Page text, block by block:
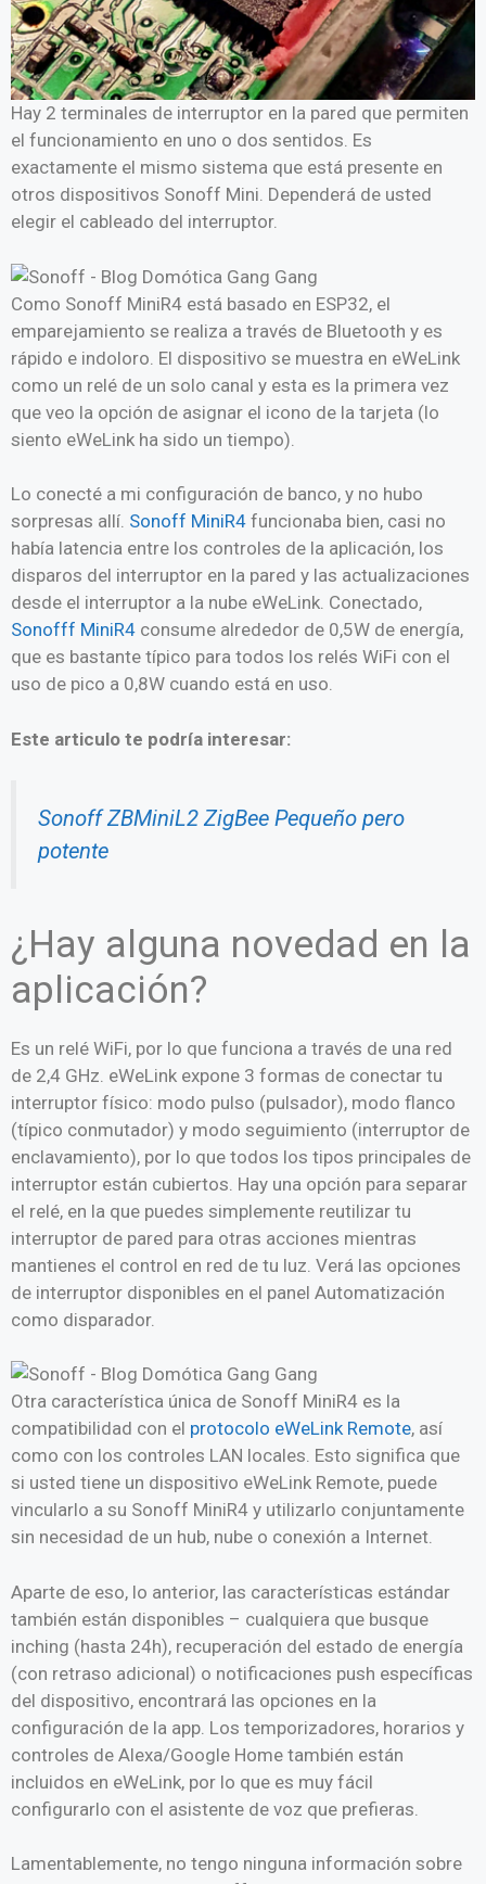
Hay 2 terminales de interruptor en la pared que permiten
el funcionamiento en uno o dos sentidos. Es
exactamente el mismo sistema que está presente en
otros dispositivos Sonoff Mini. Dependerá de usted
elegir el cableado del interruptor.
Como Sonoff MiniR4 está basado en ESP32, el
emparejamiento se realiza a través de Bluetooth y es
rápido e indoloro. El dispositivo se muestra en eWeLink
como un relé de un solo canal y esta es la primera vez
que veo la opción de asignar el icono de la tarjeta (lo
siento eWeLink ha sido un tiempo).
Lo conecté a mi configuración de banco, y no hubo
sorpresas allí. Sonoff MiniR4 funcionaba bien, casi no
había latencia entre los controles de la aplicación, los
disparos del interruptor en la pared y las actualizaciones
desde el interruptor a la nube eWeLink. Conectado,
Sonofff MiniR4 consume alrededor de 0,5W de energía,
que es bastante típico para todos los relés WiFi con el
uso de pico a 0,8W cuando está en uso.
Este articulo te podría interesar:
Sonoff ZBMiniL2 ZigBee Pequeño pero
potente
¿Hay alguna novedad en la
aplicación?
Es un relé WiFi, por lo que funciona a través de una red
de 2,4 GHz. eWeLink expone 3 formas de conectar tu
interruptor físico: modo pulso (pulsador), modo flanco
(típico conmutador) y modo seguimiento (interruptor de
enclavamiento), por lo que todos los tipos principales de
interruptor están cubiertos. Hay una opción para separar
el relé, en la que puedes simplemente reutilizar tu
interruptor de pared para otras acciones mientras
mantienes el control en red de tu luz. Verá las opciones
de interruptor disponibles en el panel Automatización
como disparador.
Otra característica única de Sonoff MiniR4 es la
compatibilidad con el protocolo eWeLink Remote, así
como con los controles LAN locales. Esto significa que
si usted tiene un dispositivo eWeLink Remote, puede
vincularlo a su Sonoff MiniR4 y utilizarlo conjuntamente
sin necesidad de un hub, nube o conexión a Internet.
Aparte de eso, lo anterior, las características estándar
también están disponibles – cualquiera que busque
inching (hasta 24h), recuperación del estado de energía
(con retraso adicional) o notificaciones push específicas
del dispositivo, encontrará las opciones en la
configuración de la app. Los temporizadores, horarios y
controles de Alexa/Google Home también están
incluidos en eWeLink, por lo que es muy fácil
configurarlo con el asistente de voz que prefieras.
Lamentablemente, no tengo ninguna información sobre